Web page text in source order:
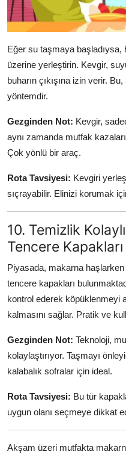
Eğer su taşmaya başladıysa,
üzerine yerleştirin. Kevgir,
buharın çıkışına izin verir.
yöntemdir.
Gezginden Not: Kevgir,
aynı zamanda mutfak
Çok yönlü bir araç.
Rota Tavsiyesi: Kevgiri
sıçrayabilir. Elinizi korumak
10. Temizlik
Tencere Kapakları
Piyasada, makarna
tencere kapakları
kontrol ederek köpüklenmeyi
kalmasını sağlar. Pratik ve
Gezginden Not: Teknoloji,
kolaylaştırıyor. Taşmayı
kalabalık sofralar için ideal.
Rota Tavsiyesi: Bu tür
uygun olanı seçmeye dikkat
Akşam üzeri mutfakta